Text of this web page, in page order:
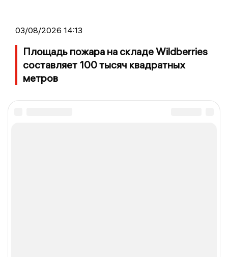
03/08/2026 14:13
Площадь пожара на складе Wildberries
составляет 100 тысяч квадратных
метров